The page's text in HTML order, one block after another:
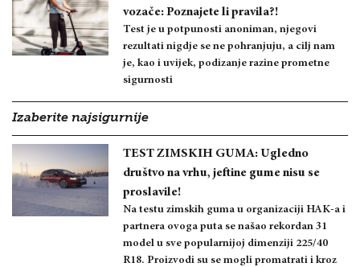
vozače: Poznajete li pravila?!
Test je u potpunosti anoniman, njegovi
rezultati nigdje se ne pohranjuju, a cilj nam
je, kao i uvijek, podizanje razine prometne
sigurnosti
Izaberite najsigurnije
TEST ZIMSKIH GUMA: Ugledno
društvo na vrhu, jeftine gume nisu se
proslavile!
Na testu zimskih guma u organizaciji HAK-a i
partnera ovoga puta se našao rekordan 31
model u sve popularnijoj dimenziji 225/40
R18. Proizvodi su se mogli promatrati i kroz